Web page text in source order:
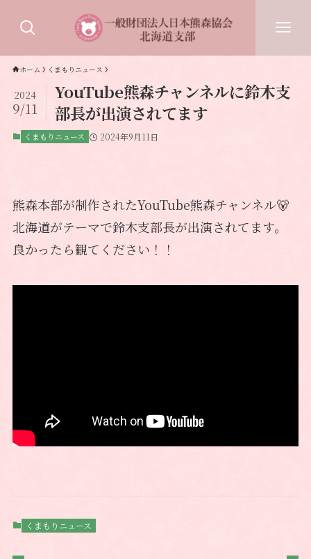
ホーム くまもりニュース
YouTube熊森チャンネルに鈴木支
部長が出演されてます
2024
9/11
くまもりニュース 2024年9月11日
熊森本部が制作されたYouTube熊森チャンネル🐻
北海道がテーマで鈴木支部長が出演されてます。
良かったら観てください！！
くまもりニュース